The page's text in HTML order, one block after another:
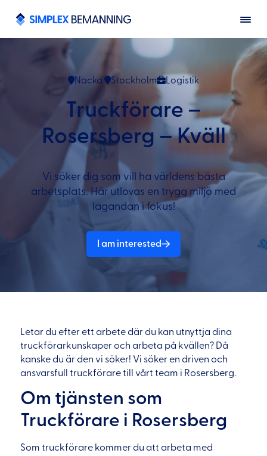
Nacka Stockholm Logistik
Truckförare –
Rosersberg – Kväll
Vi söker dig som vill ha världens bästa
arbetsplats. Här utlovas en trygg miljö med
lagandan i fokus!
I am interested
Letar du efter ett arbete där du kan utnyttja dina
truckförarkunskaper och arbeta på kvällen? Då
kanske du är den vi söker! Vi söker en driven och
ansvarsfull truckförare till vårt team i Rosersberg.
Om tjänsten som
Truckförare i Rosersberg
Som truckförare kommer du att arbeta med